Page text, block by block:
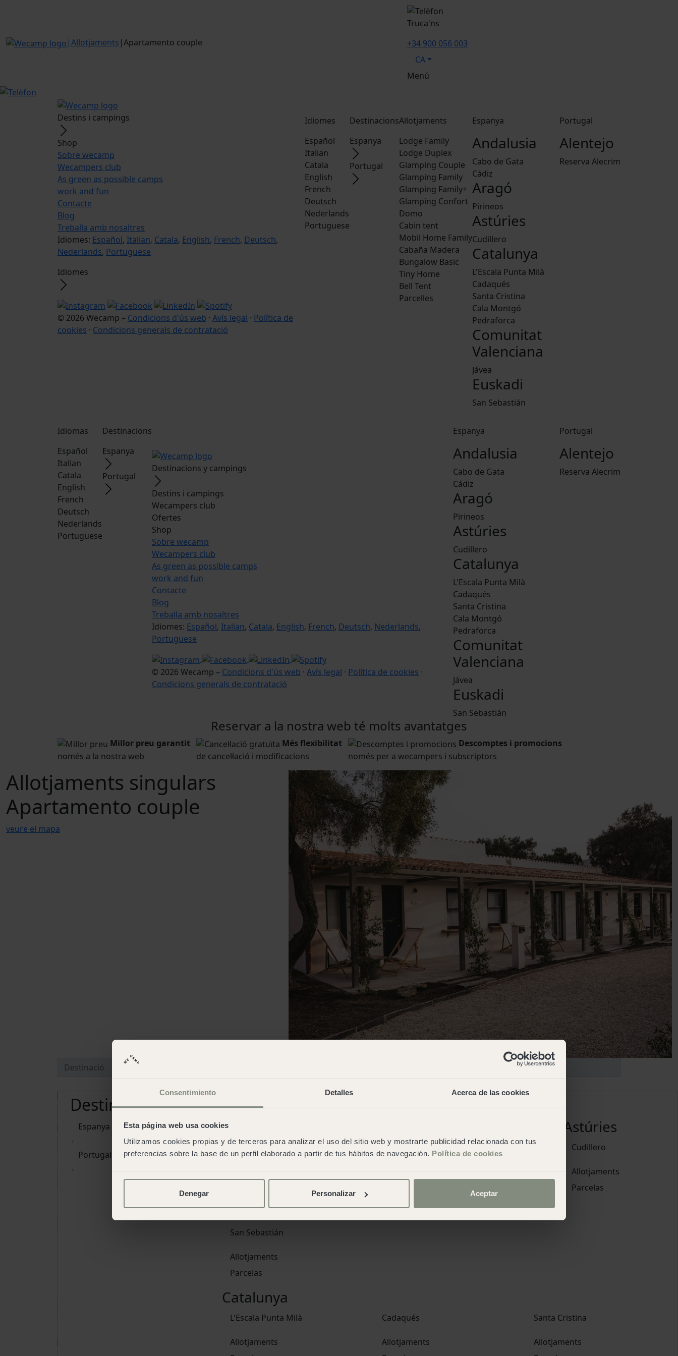
Consentimiento Detalles Acerca de las cookies
Esta página web usa cookies
Utilizamos cookies propias y de terceros para analizar el uso del sitio web y mostrarte publicidad relacionada con tus
preferencias sobre la base de un perfil elaborado a partir de tus hábitos de navegación. Política de cookies
Denegar Personalizar Aceptar
|Allotjaments |Apartamento couple
Truca'ns
+34 900 056 003
CA
Menú
Destins i campings
Shop
Sobre wecamp
Wecampers club
As green as possible camps
work and fun
Contacte
Blog
Treballa amb nosaltres
Idiomes: Español, Italian, Catala, English, French, Deutsch,
Nederlands, Portuguese
Idiomes
© 2026 Wecamp – Condicions d'ús web · Avís legal · Política de
cookies · Condicions generals de contratació
Idiomes
Español
Italian
Catala
English
French
Deutsch
Nederlands
Portuguese
Destinacions
Espanya
Portugal
Allotjaments
Lodge Family
Lodge Duplex
Glamping Couple
Glamping Family
Glamping Family+
Glamping Confort
Domo
Cabin tent
Mobil Home Family
Cabaña Madera
Bungalow Basic
Tiny Home
Bell Tent
Parcel·les
Espanya
Andalusia
Cabo de Gata
Cádiz
Aragó
Pirineos
Astúries
Cudillero
Catalunya
L'Escala Punta Milà
Cadaqués
Santa Cristina
Cala Montgó
Pedraforca
Comunitat
Valenciana
Jávea
Euskadi
San Sebastián
Portugal
Alentejo
Reserva Alecrim
Idiomas
Español
Italian
Catala
English
French
Deutsch
Nederlands
Portuguese
Destinacions
Espanya
Portugal
Destinacions y campings
Destins i campings
Wecampers club
Ofertes
Shop
Sobre wecamp
Wecampers club
As green as possible camps
work and fun
Contacte
Blog
Treballa amb nosaltres
Idiomes: Español, Italian, Catala, English, French, Deutsch, Nederlands,
Portuguese
© 2026 Wecamp – Condicions d'ús web · Avís legal · Política de cookies ·
Condicions generals de contratació
Espanya
Andalusia
Cabo de Gata
Cádiz
Aragó
Pirineos
Astúries
Cudillero
Catalunya
L'Escala Punta Milà
Cadaqués
Santa Cristina
Cala Montgó
Pedraforca
Comunitat
Valenciana
Jávea
Euskadi
San Sebastián
Portugal
Alentejo
Reserva Alecrim
Reservar a la nostra web té molts avantatges
Millor preu garantit
només a la nostra web
Més flexibilitat
de cancel·lació i modificacions
Descomptes i promocions
només per a wecampers i subscriptors
Allotjaments singulars
Apartamento couple
veure el mapa
Destins i campings
Espanya
Portugal
Andalusia
Cabo de Gata
Allotjaments
Cádiz
Allotjaments
Pirineos
Allotjaments
Astúries
Cudillero
Allotjaments
Parcelas
Euskadi
San Sebastián
Allotjaments
Parcelas
Catalunya
L'Escala Punta Milà
Allotjaments
Cadaqués
Allotjaments
Santa Cristina
Allotjaments
Adults